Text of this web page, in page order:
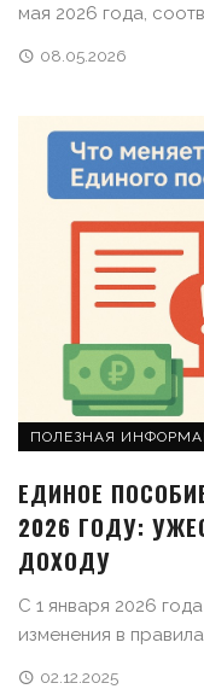
мая 2026 года,
08.05.2026
ПОЛЕЗНАЯ
ЕДИНОЕ
2026 ГОДУ:
ДОХОДУ
С 1 января 2026
изменения в
02.12.2025